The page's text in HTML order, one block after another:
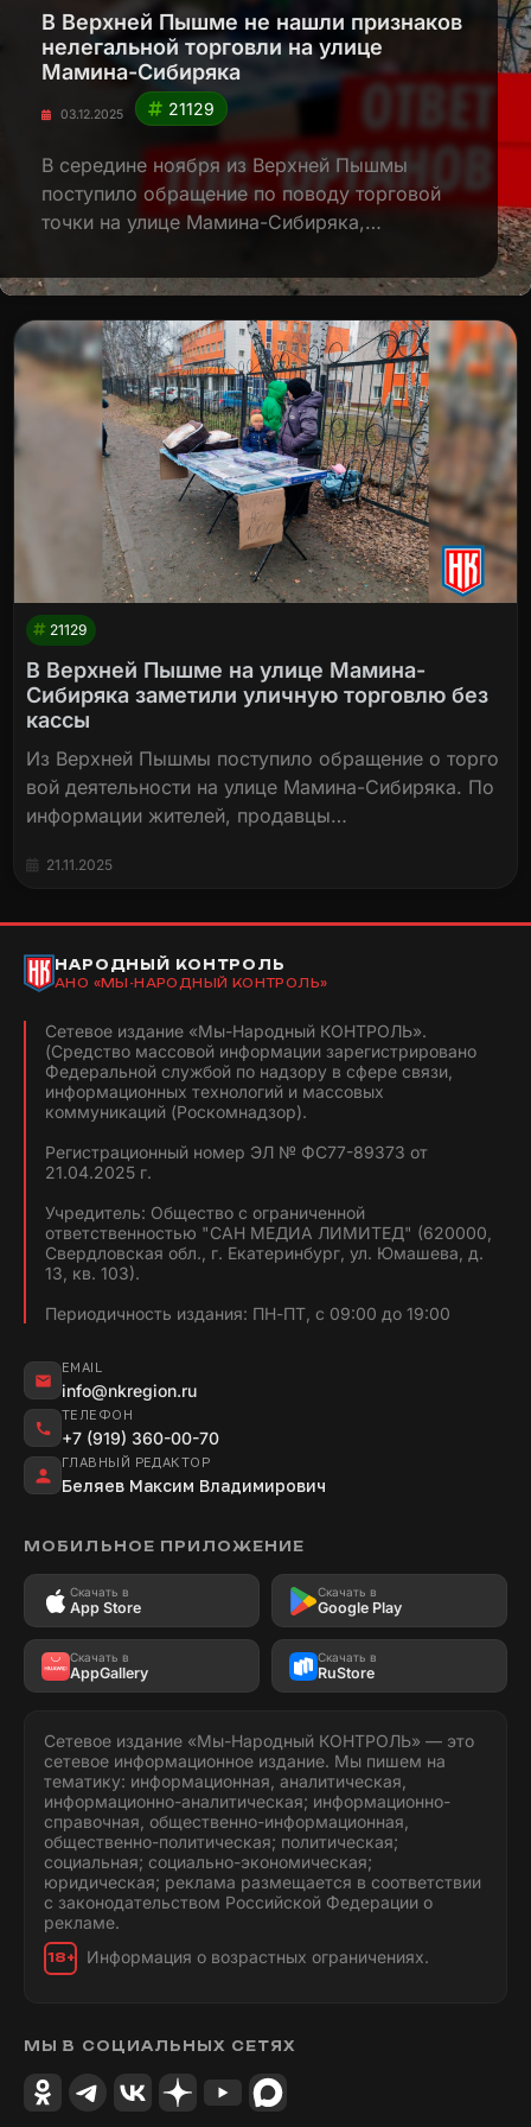
В Верхней Пышме не нашли признаков
нелегальной торговли на улице
Мамина-Сибиряка
03.12.2025 21129
В середине ноября из Верхней Пышмы
поступило обращение по поводу торговой
точки на улице Мамина-Сибиряка,…
21129
В Верхней Пышме на улице Мамина-
Сибиряка заметили уличную торговлю без
кассы
Из Верхней Пышмы поступило обращение о торго
вой деятельности на улице Мамина-Сибиряка. По
информации жителей, продавцы…
21.11.2025
НАРОДНЫЙ КОНТРОЛЬ
АНО «МЫ-НАРОДНЫЙ КОНТРОЛЬ»
Сетевое издание «Мы-Народный КОНТРОЛЬ».
(Средство массовой информации зарегистрировано
Федеральной службой по надзору в сфере связи,
информационных технологий и массовых
коммуникаций (Роскомнадзор).
Регистрационный номер ЭЛ № ФС77-89373 от
21.04.2025 г.
Учредитель: Общество с ограниченной
ответственностью "САН МЕДИА ЛИМИТЕД" (620000,
Свердловская обл., г. Екатеринбург, ул. Юмашева, д.
13, кв. 103).
Периодичность издания: ПН-ПТ, с 09:00 до 19:00
EMAIL
info@nkregion.ru
ТЕЛЕФОН
+7 (919) 360-00-70
ГЛАВНЫЙ РЕДАКТОР
Беляев Максим Владимирович
МОБИЛЬНОЕ ПРИЛОЖЕНИЕ
Скачать в
App Store
Скачать в
Google Play
Скачать в
AppGallery
Скачать в
RuStore
Сетевое издание «Мы-Народный КОНТРОЛЬ» — это
сетевое информационное издание. Мы пишем на
тематику: информационная, аналитическая,
информационно-аналитическая; информационно-
справочная, общественно-информационная,
общественно-политическая; политическая;
социальная; социально-экономическая;
юридическая; реклама размещается в соответствии
с законодательством Российской Федерации о
рекламе.
18+ Информация о возрастных ограничениях.
МЫ В СОЦИАЛЬНЫХ СЕТЯХ